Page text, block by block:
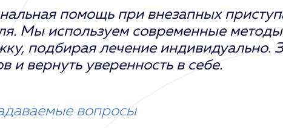
помощь при внезапных
Мы используем современные
подбирая лечение индивидуально.
и вернуть уверенность в себе.
вопросы